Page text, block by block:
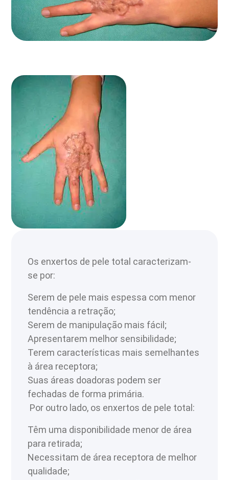
Os enxertos de pele total caracterizam-
se por:
Serem de pele mais espessa com menor
tendência a retração;
Serem de manipulação mais fácil;
Apresentarem melhor sensibilidade;
Terem características mais semelhantes
à área receptora;
Suas áreas doadoras podem ser
fechadas de forma primária.
Por outro lado, os enxertos de pele total:
Têm uma disponibilidade menor de área
para retirada;
Necessitam de área receptora de melhor
qualidade;